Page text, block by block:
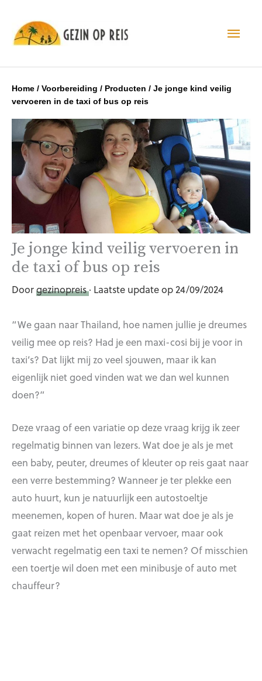
Home / Voorbereiding / Producten / Je jonge kind veilig
vervoeren in de taxi of bus op reis
Je jonge kind veilig vervoeren in
de taxi of bus op reis
Doorgezinopreis· Laatste update op 24/09/2024
“We gaan naar Thailand, hoe namen jullie je dreumes
veilig mee op reis? Had je een maxi-cosi bij je voor in
taxi’s? Dat lijkt mij zo veel sjouwen, maar ik kan
eigenlijk niet goed vinden wat we dan wel kunnen
doen?”
Deze vraag of een variatie op deze vraag krijg ik zeer
regelmatig binnen van lezers. Wat doe je als je met
een baby, peuter, dreumes of kleuter op reis gaat naar
een verre bestemming? Wanneer je ter plekke een
auto huurt, kun je natuurlijk een autostoeltje
meenemen, kopen of huren. Maar wat doe je als je
gaat reizen met het openbaar vervoer, maar ook
verwacht regelmatig een taxi te nemen? Of misschien
een toertje wil doen met een minibusje of auto met
chauffeur?